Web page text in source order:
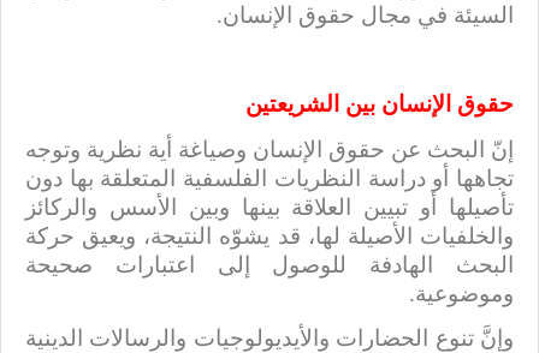
السيئة في مجال حقوق الإنسان.
حقوق الإنسان بين الشريعتين
إنّ البحث عن حقوق الإنسان وصياغة أية نظرية وتوجه
تجاهها أو دراسة النظريات الفلسفية المتعلقة بها دون
تأصيلها أو تبيين العلاقة بينها وبين الأسس والركائز
والخلفيات الأصيلة لها، قد يشوّه النتيجة، ويعيق حركة
البحث الهادفة للوصول إلى اعتبارات صحيحة
وموضوعية.
وإنَّ تنوع الحضارات والأيديولوجيات والرسالات الدينية